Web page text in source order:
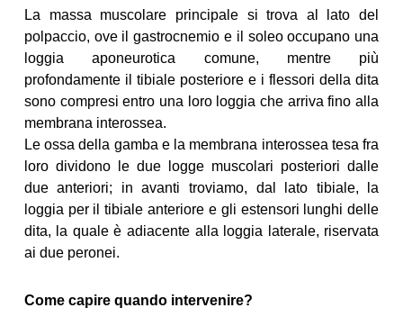
La massa muscolare principale si trova al lato del
polpaccio, ove il gastrocnemio e il soleo occupano una
loggia aponeurotica comune, mentre più
profondamente il tibiale posteriore e i flessori della dita
sono compresi entro una loro loggia che arriva fino alla
membrana interossea.
Le ossa della gamba e la membrana interossea tesa fra
loro dividono le due logge muscolari posteriori dalle
due anteriori; in avanti troviamo, dal lato tibiale, la
loggia per il tibiale anteriore e gli estensori lunghi delle
dita, la quale è adiacente alla loggia laterale, riservata
ai due peronei.
Come capire quando intervenire?